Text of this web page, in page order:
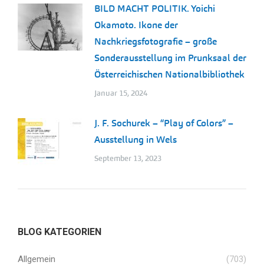
BILD MACHT POLITIK. Yoichi
Okamoto. Ikone der
Nachkriegsfotografie – große
Sonderausstellung im Prunksaal der
Österreichischen Nationalbibliothek
Januar 15, 2024
J. F. Sochurek – “Play of Colors” –
Ausstellung in Wels
September 13, 2023
BLOG KATEGORIEN
Allgemein
(703)